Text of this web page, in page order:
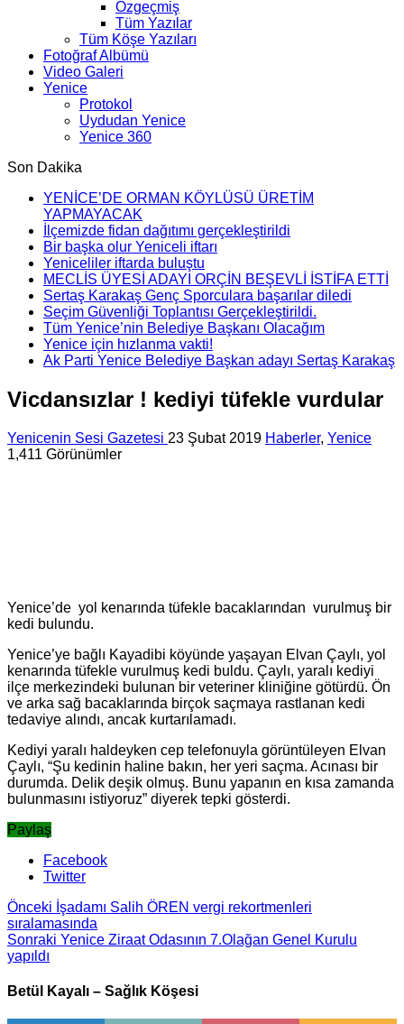
Özgeçmiş
Tüm Yazılar
Tüm Köşe Yazıları
Fotoğraf Albümü
Video Galeri
Yenice
Protokol
Uydudan Yenice
Yenice 360
Son Dakika
YENİCE’DE ORMAN KÖYLÜSÜ ÜRETİM
YAPMAYACAK
İlçemizde fidan dağıtımı gerçekleştirildi
Bir başka olur Yeniceli iftarı
Yeniceliler iftarda buluştu
MECLİS ÜYESİ ADAYI ORÇİN BEŞEVLİ İSTİFA ETTİ
Sertaş Karakaş Genç Sporculara başarılar diledi
Seçim Güvenliği Toplantısı Gerçekleştirildi.
Tüm Yenice’nin Belediye Başkanı Olacağım
Yenice için hızlanma vakti!
Ak Parti Yenice Belediye Başkan adayı Sertaş Karakaş
Vicdansızlar ! kediyi tüfekle vurdular
Yenicenin Sesi Gazetesi 23 Şubat 2019 Haberler, Yenice
1,411 Görünümler
Yenice’de yol kenarında tüfekle bacaklarından vurulmuş bir
kedi bulundu.
Yenice’ye bağlı Kayadibi köyünde yaşayan Elvan Çaylı, yol
kenarında tüfekle vurulmuş kedi buldu. Çaylı, yaralı kediyi
ilçe merkezindeki bulunan bir veteriner kliniğine götürdü. Ön
ve arka sağ bacaklarında birçok saçmaya rastlanan kedi
tedaviye alındı, ancak kurtarılamadı.
Kediyi yaralı haldeyken cep telefonuyla görüntüleyen Elvan
Çaylı, “Şu kedinin haline bakın, her yeri saçma. Acınası bir
durumda. Delik deşik olmuş. Bunu yapanın en kısa zamanda
bulunmasını istiyoruz” diyerek tepki gösterdi.
Paylaş
Facebook
Twitter
Önceki İşadamı Salih ÖREN vergi rekortmenleri
sıralamasında
Sonraki Yenice Ziraat Odasının 7.Olağan Genel Kurulu
yapıldı
Betül Kayalı – Sağlık Köşesi